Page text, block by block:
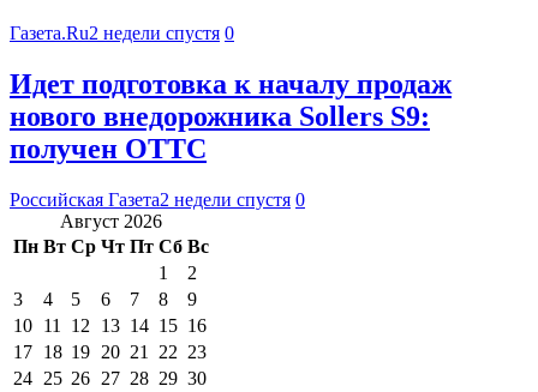
Газета.Ru2 недели спустя 0
Идет подготовка к началу продаж
нового внедорожника Sollers S9:
получен ОТТС
Российская Газета2 недели спустя 0
Август 2026
Пн Вт Ср Чт Пт Сб Вс
1
2
3
4 5 6 7 8
9
10 11 12 13 14 15 16
17 18 19 20 21 22 23
24 25 26 27 28 29 30